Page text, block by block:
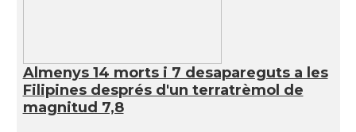
Almenys 14 morts i 7 desapareguts a les
Filipines després d'un terratrèmol de
magnitud 7,8